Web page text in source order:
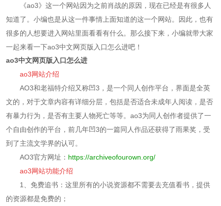
《ao3》这一个网站因为之前肖战的原因，现在已经是有很多人
知道了。小编也是从这一件事情上面知道的这一个网站。因此，也有
很多的人想要进入网站里面看看有什么。那么接下来，小编就带大家
一起来看一下ao3中文网页版入口怎么进吧！
ao3中文网页版入口怎么进
ao3网站介绍
AO3和老福特介绍又称凹3，是一个同人创作平台，界面是全英
文的，对于文章内容有详细分层，包括是否适合未成年人阅读，是否
有暴力行为，是否有主要人物死亡等等。ao3为同人创作者提供了一
个自由创作的平台，前几年凹3的一篇同人作品还获得了雨果奖，受
到了主流文学界的认可。
AO3官方网址： https://archiveofourown.org/
ao3网站功能介绍
1、免费追书：这里所有的小说资源都不需要去充值看书，提供
的资源都是免费的；